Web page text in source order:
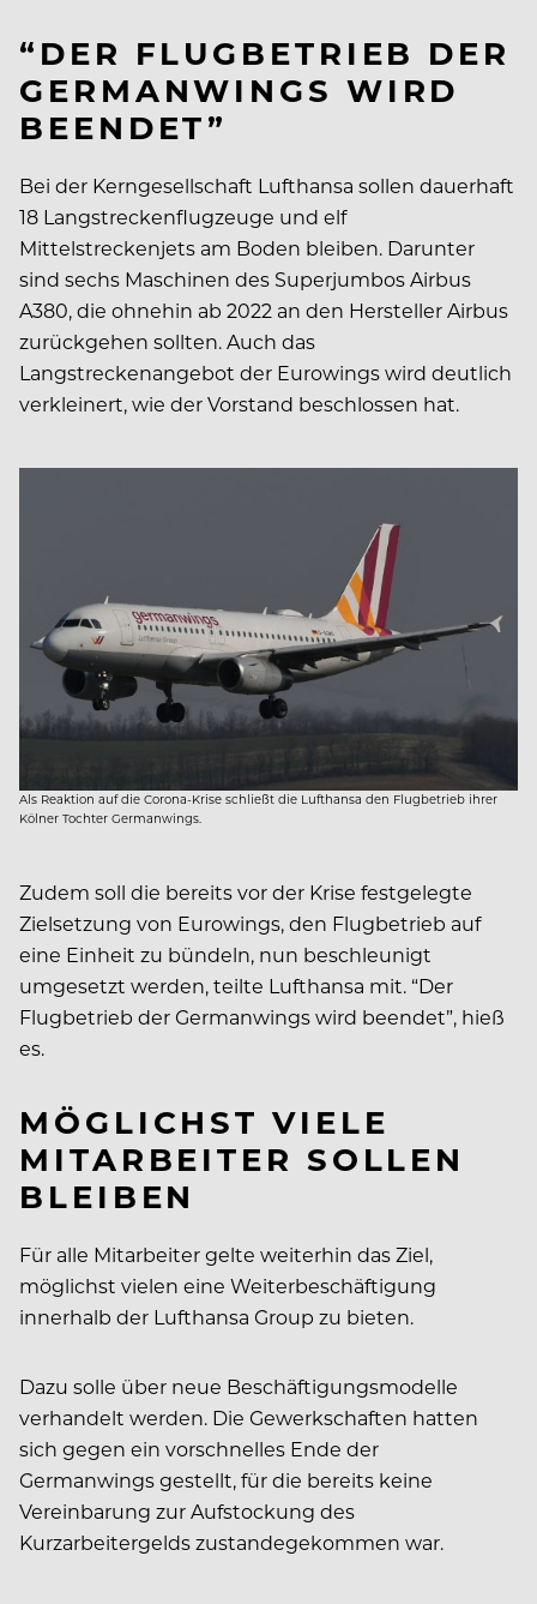
“DER FLUGBETRIEB DER
GERMANWINGS WIRD
BEENDET”
Bei der Kerngesellschaft Lufthansa sollen dauerhaft
18 Langstreckenflugzeuge und elf
Mittelstreckenjets am Boden bleiben. Darunter
sind sechs Maschinen des Superjumbos Airbus
A380, die ohnehin ab 2022 an den Hersteller Airbus
zurückgehen sollten. Auch das
Langstreckenangebot der Eurowings wird deutlich
verkleinert, wie der Vorstand beschlossen hat.
Als Reaktion auf die Corona-Krise schließt die Lufthansa den Flugbetrieb ihrer
Kölner Tochter Germanwings.
Zudem soll die bereits vor der Krise festgelegte
Zielsetzung von Eurowings, den Flugbetrieb auf
eine Einheit zu bündeln, nun beschleunigt
umgesetzt werden, teilte Lufthansa mit. “Der
Flugbetrieb der Germanwings wird beendet”, hieß
es.
MÖGLICHST VIELE
MITARBEITER SOLLEN
BLEIBEN
Für alle Mitarbeiter gelte weiterhin das Ziel,
möglichst vielen eine Weiterbeschäftigung
innerhalb der Lufthansa Group zu bieten.
Dazu solle über neue Beschäftigungsmodelle
verhandelt werden. Die Gewerkschaften hatten
sich gegen ein vorschnelles Ende der
Germanwings gestellt, für die bereits keine
Vereinbarung zur Aufstockung des
Kurzarbeitergelds zustandegekommen war.